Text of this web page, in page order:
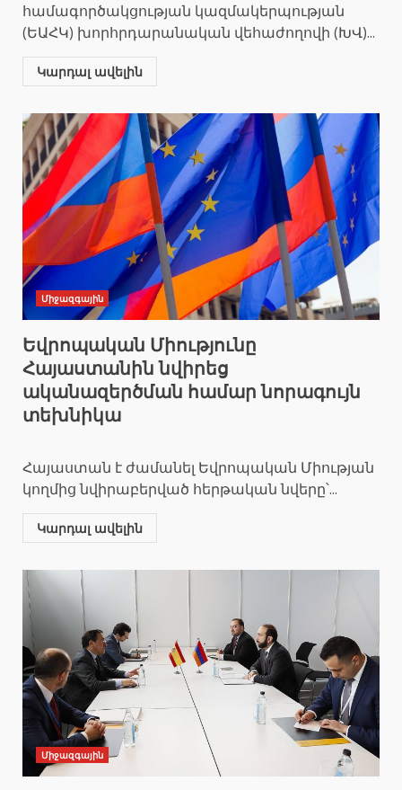
համագործակցության կազմակերպության
(ԵԱՀԿ) խորհրդարանական վեհաժողովի (ԽՎ)...
Կարդալ ավելին
Միջազգային
Եվրոպական Միությունը
Հայաստանին նվիրեց
ականազերծման համար նորագույն
տեխնիկա
Հայաստան է ժամանել Եվրոպական Միության
կողմից նվիրաբերված հերթական նվերը՝...
Կարդալ ավելին
Միջազգային